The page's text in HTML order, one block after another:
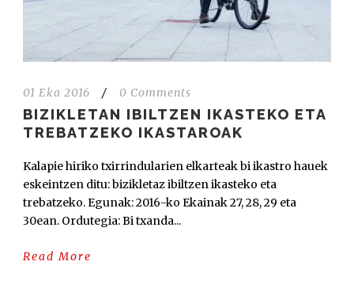
01 Eka 2016 / 0 Comments
BIZIKLETAN IBILTZEN IKASTEKO ETA
TREBATZEKO IKASTAROAK
Kalapie hiriko txirrindularien elkarteak bi ikastro hauek
eskeintzen ditu: bizikletaz ibiltzen ikasteko eta
trebatzeko. Egunak: 2016-ko Ekainak 27, 28, 29 eta
30ean. Ordutegia: Bi txanda...
Read More